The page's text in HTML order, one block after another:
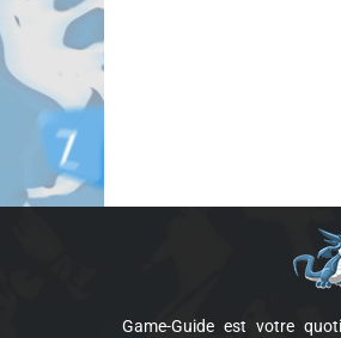
Game-Guide est votre